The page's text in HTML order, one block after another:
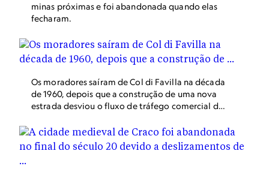
minas próximas e foi abandonada quando elas
fecharam.
Os moradores saíram de Col di Favilla na década
de 1960, depois que a construção de uma nova
estrada desviou o fluxo de tráfego comercial da